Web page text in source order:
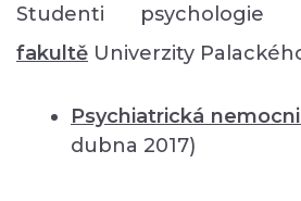
Studenti
faku ltě Univerzity
Psychiatrická
dubna 2017)